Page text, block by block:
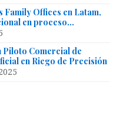
Family Offices en Latam,
en proceso…
Piloto Comercial de
en Riego de Precisión